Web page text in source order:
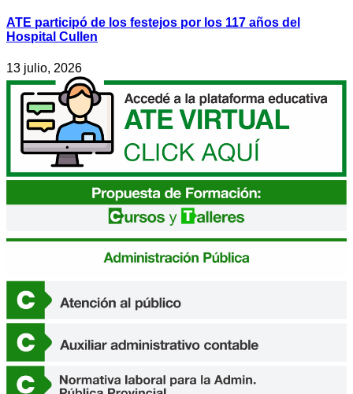
ATE participó de los festejos por los 117 años del
Hospital Cullen
13 julio, 2026